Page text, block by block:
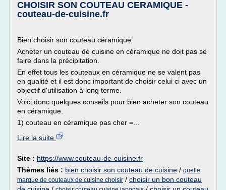
CHOISIR SON COUTEAU CERAMIQUE -
couteau-de-cuisine.fr
Bien choisir son couteau céramique
Acheter un couteau de cuisine en céramique ne doit pas se
faire dans la précipitation.
En effet tous les couteaux en céramique ne se valent pas
en qualité et il est donc important de choisir celui ci avec un
objectif d'utilisation à long terme.
Voici donc quelques conseils pour bien acheter son couteau
en céramique.
1) couteau en céramique pas cher =...
Lire la suite
Site : https://www.couteau-de-cuisine.fr
Thèmes liés : bien choisir son couteau de cuisine / quelle
marque de couteaux de cuisine choisir / choisir un bon couteau